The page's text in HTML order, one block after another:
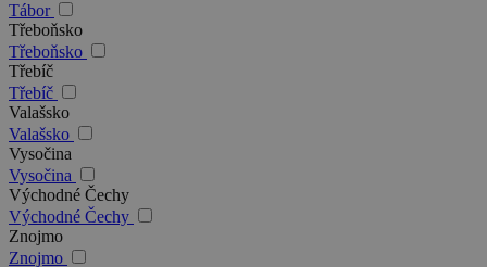
Tábor
Třeboňsko
Třeboňsko
Třebíč
Třebíč
Valašsko
Valašsko
Vysočina
Vysočina
Východné Čechy
Východné Čechy
Znojmo
Znojmo